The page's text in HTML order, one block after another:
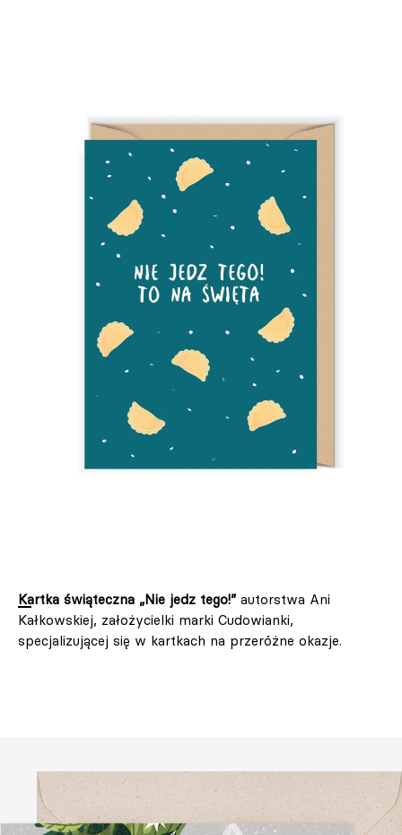
Kartka świąteczna „Nie jedz tego!” autorstwa Ani
Kałkowskiej, założycielki marki Cudowianki,
specjalizującej się w kartkach na przeróżne okazje.